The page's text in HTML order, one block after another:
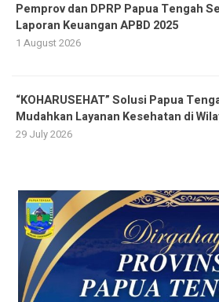
Pemprov dan DPRP Papua Tengah
Laporan Keuangan APBD 2025
1 August 2026
“KOHARUSEHAT” Solusi Papua
Mudahkan Layanan Kesehatan di
29 July 2026